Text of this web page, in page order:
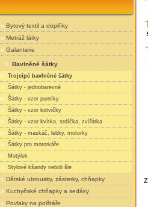
Bytový textil a doplňky
Metráž látky
Galanterie
Bavlněné šátky
Trojcípé bavlněné šátky
Šátky - jednobarevné
Šátky - vzor puntíky
Šátky - vzor kotvičky
Šátky - vzor kvítka, srdíčka, zvířátka
Šátky - maskáč, lebky, motorky
Šátky pro motorkáře
Motýlek
Stylové kšandy neboli šle
Dětské ubrousky, zásterky, chňapky
Kuchyňské chňapky a sedáky
Povlaky na polštáře